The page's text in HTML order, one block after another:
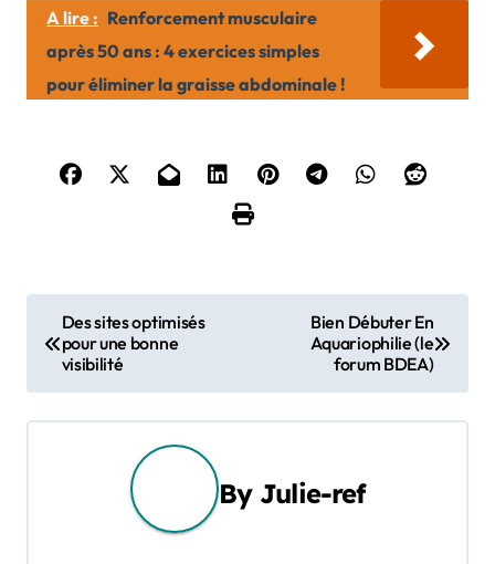
A lire : Renforcement musculaire
après 50 ans : 4 exercices simples
pour éliminer la graisse abdominale !
a
v
Des sites optimisés
pour une bonne
visibilité
Bien Débuter En
Aquariophilie (le
forum BDEA)
By Julie-ref